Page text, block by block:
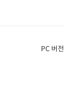
PC 버전